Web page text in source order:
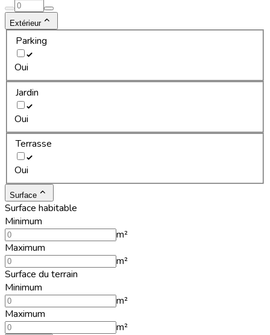
Extérieur
Parking
Oui
Jardin
Oui
Terrasse
Oui
Surface
Surface habitable
Minimum
m²
Maximum
m²
Surface du terrain
Minimum
m²
Maximum
m²